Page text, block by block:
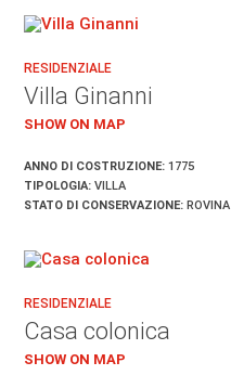
RESIDENZIALE
Villa Ginanni
SHOW ON MAP
ANNO DI COSTRUZIONE: 1775
TIPOLOGIA: VILLA
STATO DI CONSERVAZIONE: ROVINA
RESIDENZIALE
Casa colonica
SHOW ON MAP